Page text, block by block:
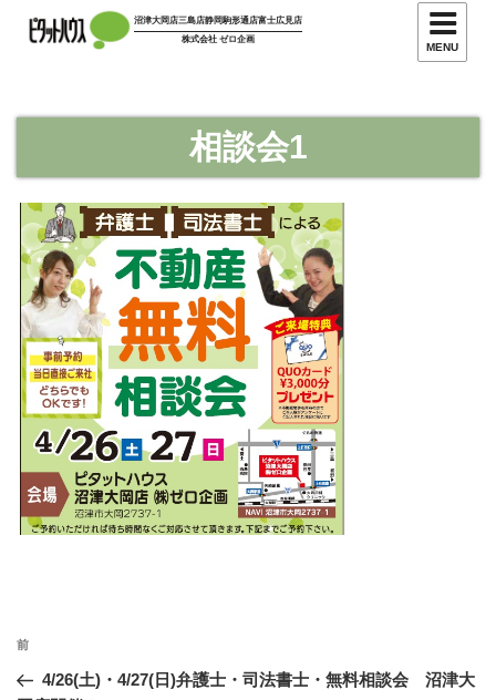
ツ
沼津大岡店三島店静岡駒形通店富士広見店
株式会社 ゼロ企画
MENU
相談会1
投
ナ
過
去
前
4/26(土)・4/27(日)弁護士・司法書士・無料相談会 沼津大